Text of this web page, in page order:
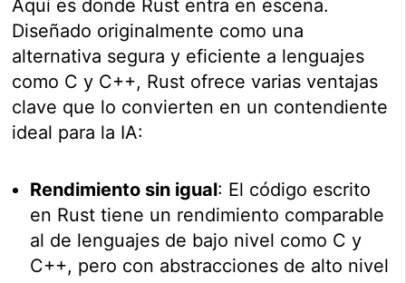
Aquí es donde Rust entra en escena.
Diseñado originalmente como una
alternativa segura y eficiente a lenguajes
como C y C++, Rust ofrece varias ventajas
clave que lo convierten en un contendiente
ideal para la IA:
Rendimiento sin igual: El código escrito
en Rust tiene un rendimiento comparable
al de lenguajes de bajo nivel como C y
C++, pero con abstracciones de alto nivel